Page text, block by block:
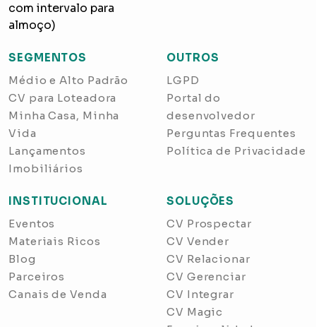
SEGMENTOS
Médio e Alto Padrão
CV para Loteadora
Minha Casa, Minha
Vida
Lançamentos
Imobiliários
OUTROS
LGPD
Portal do
desenvolvedor
Perguntas Frequentes
Política de Privacidade
INSTITUCIONAL
Eventos
Materiais Ricos
Blog
Parceiros
Canais de Venda
SOLUÇÕES
CV Prospectar
CV Vender
CV Relacionar
CV Gerenciar
CV Integrar
CV Magic
com intervalo para
almoço)